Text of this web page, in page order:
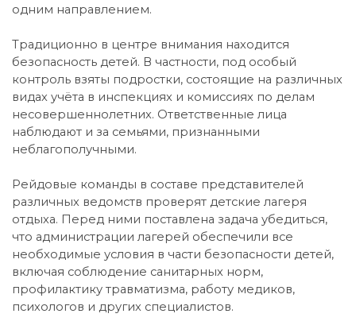
одним направлением.
Традиционно в центре внимания находится
безопасность детей. В частности, под особый
контроль взяты подростки, состоящие на различных
видах учёта в инспекциях и комиссиях по делам
несовершеннолетних. Ответственные лица
наблюдают и за семьями, признанными
неблагополучными.
Рейдовые команды в составе представителей
различных ведомств проверят детские лагеря
отдыха. Перед ними поставлена задача убедиться,
что администрации лагерей обеспечили все
необходимые условия в части безопасности детей,
включая соблюдение санитарных норм,
профилактику травматизма, работу медиков,
психологов и других специалистов.